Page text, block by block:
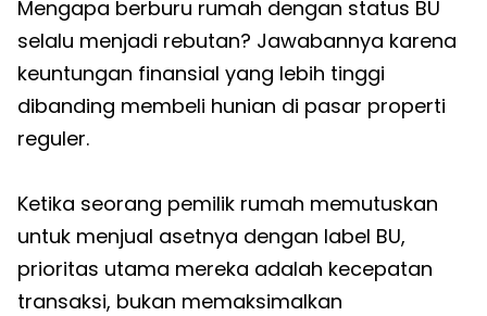
Mengapa berburu rumah dengan status BU
selalu menjadi rebutan? Jawabannya karena
keuntungan finansial yang lebih tinggi
dibanding membeli hunian di pasar properti
reguler.
Ketika seorang pemilik rumah memutuskan
untuk menjual asetnya dengan label BU,
prioritas utama mereka adalah kecepatan
transaksi, bukan memaksimalkan